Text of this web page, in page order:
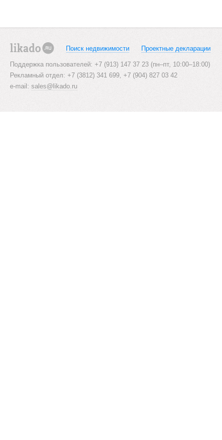
t
s
n
a
Поиск недвижимости Проектные декларации
Поддержка пользователей: +7 (913) 147 37 23 (пн–пт, 10:00–18:00)
Рекламный отдел: +7 (3812) 341 699, +7 (904) 827 03 42
e-mail: sales@likado.ru